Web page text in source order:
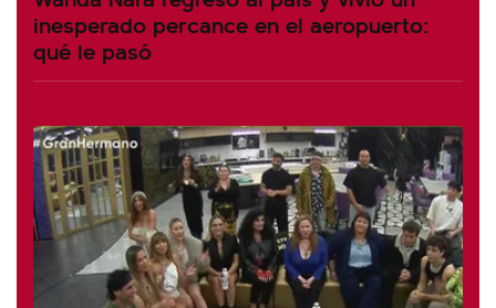
inesperado percance en el aeropuerto:
qué le pasó